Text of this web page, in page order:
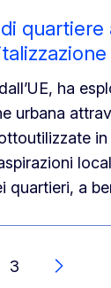
ha
urbana
quartieri, a
3
Next